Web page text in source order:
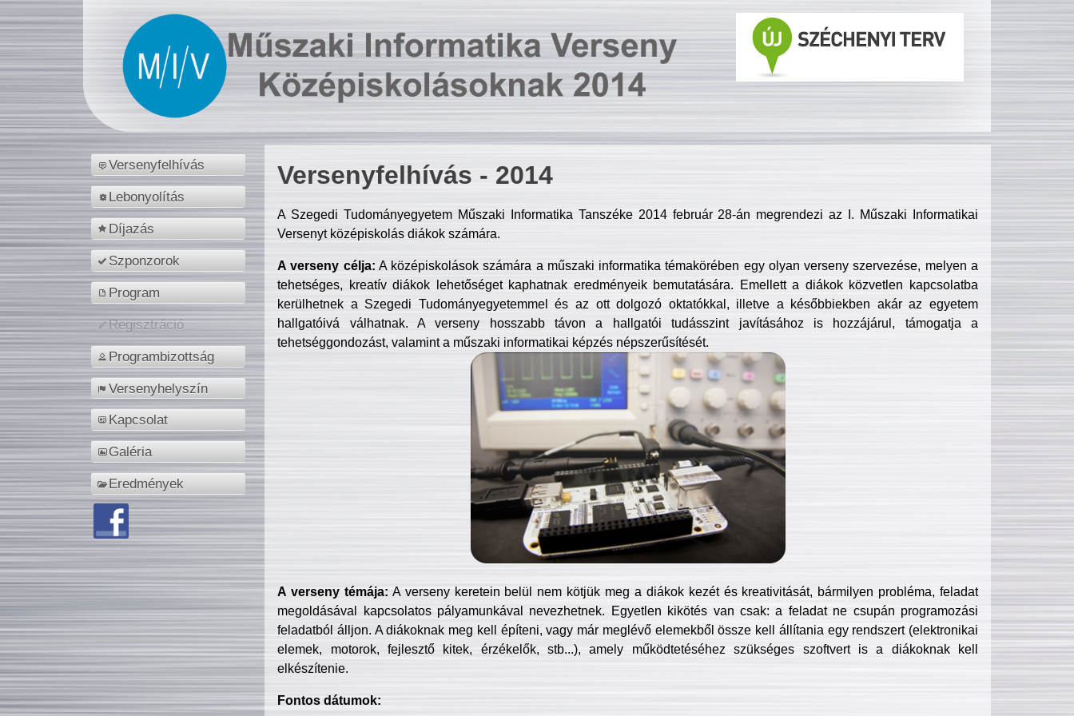
Versenyfelhívás
Lebonyolítás
Díjazás
Szponzorok
Program
Regisztráció
Programbizottság
Versenyhelyszín
Kapcsolat
Galéria
Eredmények
Versenyfelhívás - 2014
A Szegedi Tudományegyetem Műszaki Informatika Tanszéke 2014 február 28-án megrendezi az I. Műszaki Informatikai
Versenyt középiskolás diákok számára.
A verseny célja: A középiskolások számára a műszaki informatika témakörében egy olyan verseny szervezése, melyen a
tehetséges, kreatív diákok lehetőséget kaphatnak eredményeik bemutatására. Emellett a diákok közvetlen kapcsolatba
kerülhetnek a Szegedi Tudományegyetemmel és az ott dolgozó oktatókkal, illetve a későbbiekben akár az egyetem
hallgatóivá válhatnak. A verseny hosszabb távon a hallgatói tudásszint javításához is hozzájárul, támogatja a
tehetséggondozást, valamint a műszaki informatikai képzés népszerűsítését.
A verseny témája: A verseny keretein belül nem kötjük meg a diákok kezét és kreativitását, bármilyen probléma, feladat
megoldásával kapcsolatos pályamunkával nevezhetnek. Egyetlen kikötés van csak: a feladat ne csupán programozási
feladatból álljon. A diákoknak meg kell építeni, vagy már meglévő elemekből össze kell állítania egy rendszert (elektronikai
elemek, motorok, fejlesztő kitek, érzékelők, stb...), amely működtetéséhez szükséges szoftvert is a diákoknak kell
elkészítenie.
Fontos dátumok: